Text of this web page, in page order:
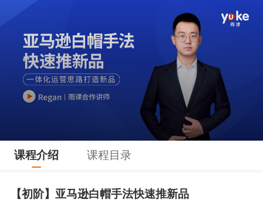
课程介绍 课程目录
【初阶】亚马逊白帽手法快速推新品